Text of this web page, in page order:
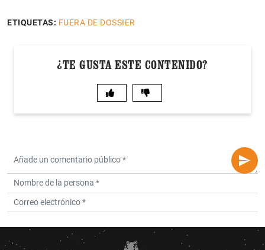
ETIQUETAS: FUERA DE DOSSIER
¿TE GUSTA ESTE CONTENIDO?